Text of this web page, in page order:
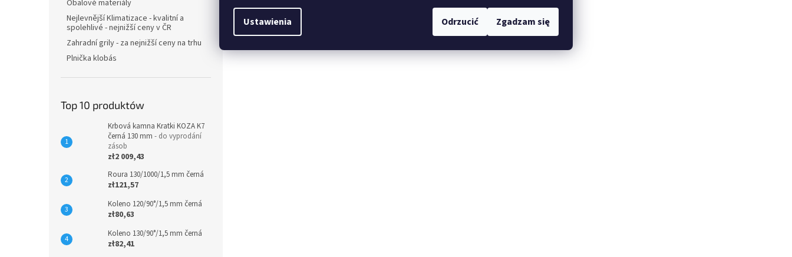
Ustawienia Odrzucić Zgadzam się
Obalové materiály
Nejlevnější Klimatizace - kvalitní a
spolehlivé - nejnižší ceny v ČR
Zahradní grily - za nejnižší ceny na trhu
Plnička klobás
Top 10 produktów
Krbová kamna Kratki KOZA K7
černá 130 mm - do vyprodání
zásob
zł2 009,43
Roura 130/1000/1,5 mm černá
zł121,57
Koleno 120/90°/1,5 mm černá
zł80,63
Koleno 130/90°/1,5 mm černá
zł82,41